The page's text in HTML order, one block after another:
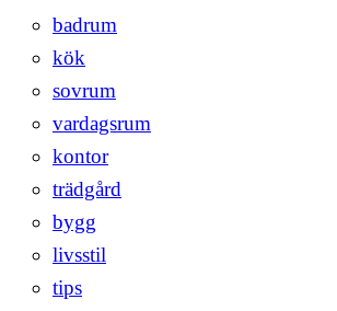
badrum
kök
sovrum
vardagsrum
kontor
trädgård
bygg
livsstil
tips